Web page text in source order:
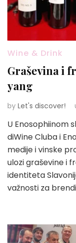
Wine & Drink
Graševina i
yang
by Let's discover!
U Enosophiinom
diWine Cluba i
medije i vinske
ulozi graševine i
identiteta
važnosti za